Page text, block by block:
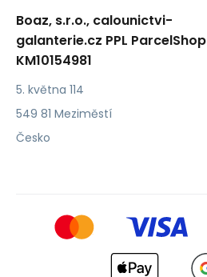
Boaz, s.r.o., calounictvi-
galanterie.cz PPL ParcelShop
KM10154981
5. května 114
549 81 Meziměstí
Česko